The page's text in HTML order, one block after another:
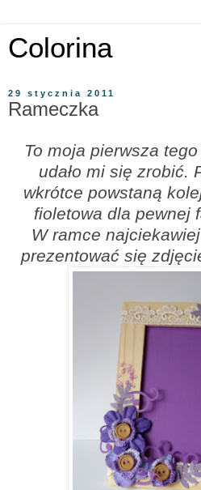
Colorina
29 stycznia 2011
Rameczka
To moja pierwsza
udało mi się zrobić.
wkrótce powstaną
fioletowa dla pewnej
W ramce
prezentować się